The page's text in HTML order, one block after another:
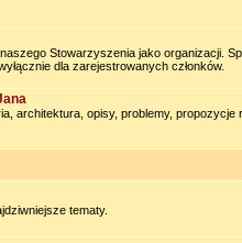
Stowarzyszenia jako organizacji.
dla zarejestrowanych członków.
architektura, opisy, problemy, propozycje
tematy.